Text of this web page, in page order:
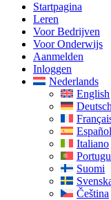
Startpagina
Leren
Voor Bedrijven
Voor Onderwijs
Aanmelden
Inloggen
Nederlands
English
Deutsch
Español
Italiano
Suomi
Čeština